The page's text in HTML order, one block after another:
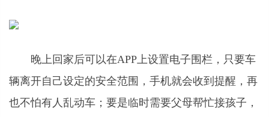
晚上回家后可以在APP上设置电子围栏，只要车
辆离开自己设定的安全范围，手机就会收到提醒，再
也不怕有人乱动车；要是临时需要父母帮忙接孩子，